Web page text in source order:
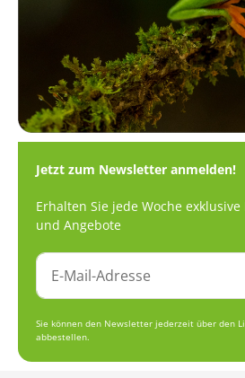
Jetzt zum Newsletter anmelden!
Erhalten Sie jede Woche exklusive
und Angebote
Sie können den Newsletter jederzeit über den
abbestellen.